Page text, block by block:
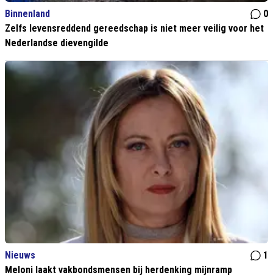
Binnenland
0
Zelfs levensreddend gereedschap is niet meer veilig voor het
Nederlandse dievengilde
Nieuws
1
Meloni laakt vakbondsmensen bij herdenking mijnramp